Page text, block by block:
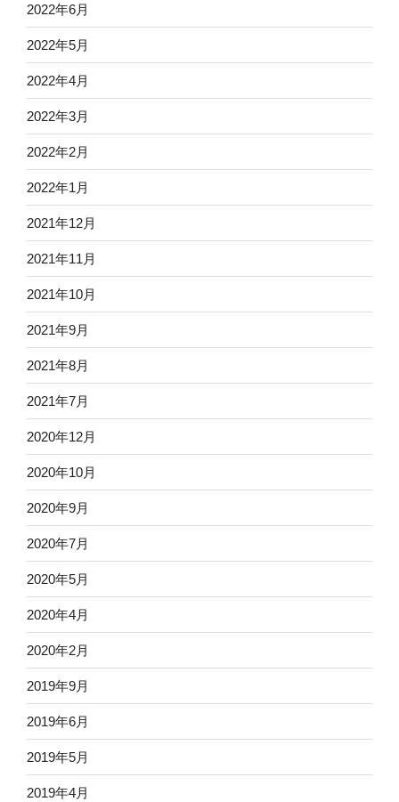
2022年6月
2022年5月
2022年4月
2022年3月
2022年2月
2022年1月
2021年12月
2021年11月
2021年10月
2021年9月
2021年8月
2021年7月
2020年12月
2020年10月
2020年9月
2020年7月
2020年5月
2020年4月
2020年2月
2019年9月
2019年6月
2019年5月
2019年4月